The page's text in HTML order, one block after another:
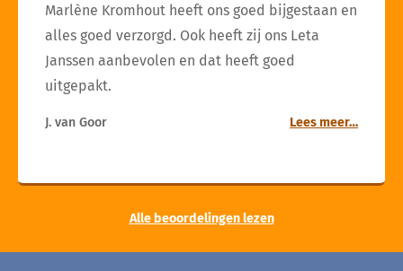
Marlène Kromhout heeft ons goed bijgestaan en
alles goed verzorgd. Ook heeft zij ons Leta
Janssen aanbevolen en dat heeft goed
uitgepakt.
J. van Goor Lees meer…
Alle beoordelingen lezen